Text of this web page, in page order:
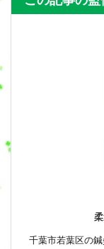
千葉市若葉区の